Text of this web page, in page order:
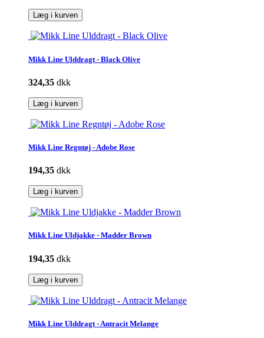
Læg i kurven
Mikk Line Ulddragt - Black Olive
324,35 dkk
Læg i kurven
Mikk Line Regntøj - Adobe Rose
194,35 dkk
Læg i kurven
Mikk Line Uldjakke - Madder Brown
194,35 dkk
Læg i kurven
Mikk Line Ulddragt - Antracit Melange